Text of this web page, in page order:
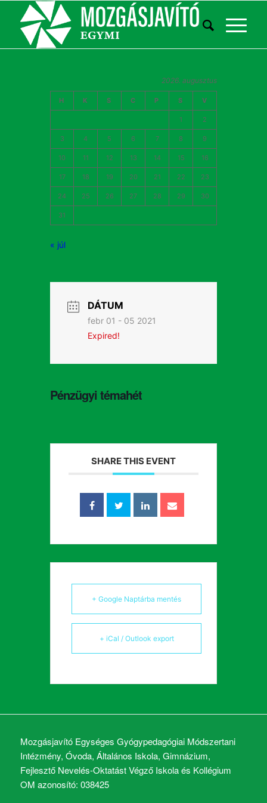
2026. augusztus
H K S C P S V
1 2
3 4 5 6 7 8 9
10 11 12 13 14 15 16
17 18 19 20 21 22 23
24 25 26 27 28 29 30
31
« júl
DÁTUM
febr 01 - 05 2021
Expired!
Pénzügyi témahét
SHARE THIS EVENT
+ Google Naptárba mentés
+ iCal / Outlook export
Mozgásjavító Egységes Gyógypedagógiai Módszertani
Intézmény, Óvoda, Általános Iskola, Gimnázium,
Fejlesztő Nevelés-Oktatást Végző Iskola és Kollégium
OM azonosító: 038425